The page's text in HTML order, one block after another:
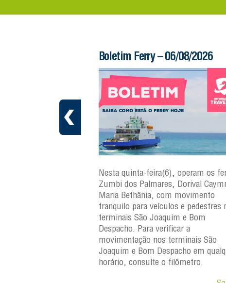
Boletim Ferry – 06/08/2026
Nesta quinta-feira(6), operam os
Zumbi dos Palmares, Dorival
Maria Bethânia, com movimento
tranquilo para veículos e pedestres
terminais São Joaquim e Bom
Despacho. Para verificar a
movimentação nos terminais São
Joaquim e Bom Despacho em
horário, consulte o filômetro.